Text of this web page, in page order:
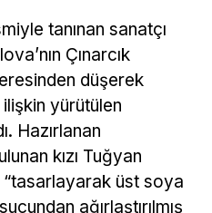
tanınan sanatçı
Çınarcık
düşerek
yürütülen
Hazırlanan
kızı Tuğyan
“tasarlayarak üst soya
ağırlaştırılmış